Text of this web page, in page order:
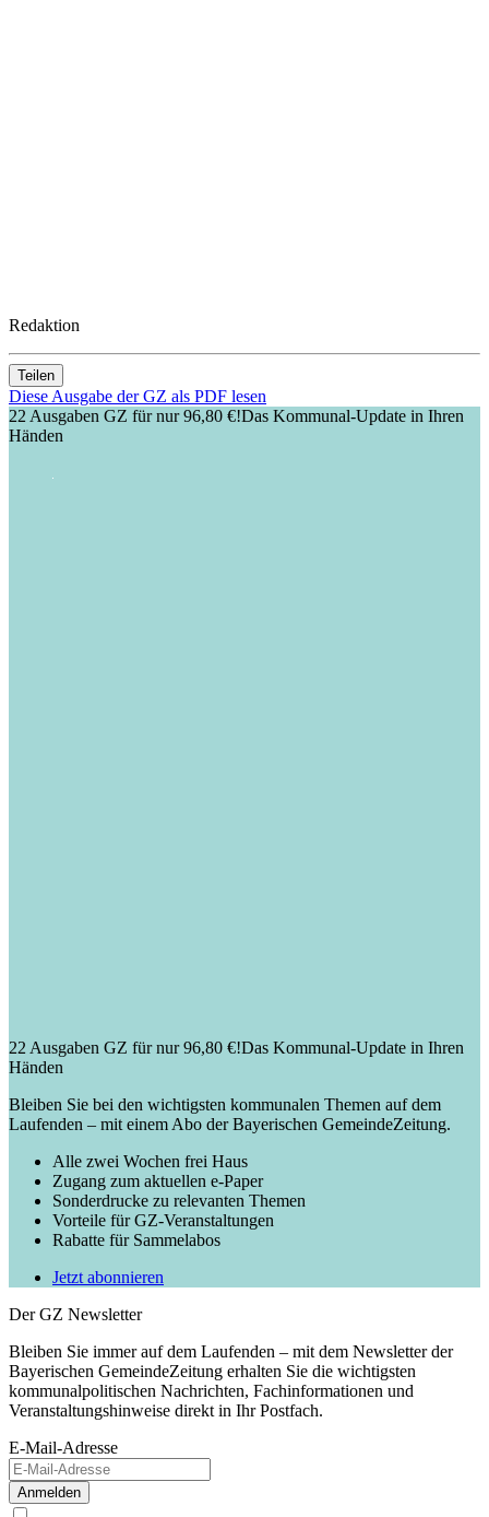
Redaktion
Teilen
Diese Ausgabe der GZ als PDF lesen
22 Ausgaben GZ für nur 96,80 €!Das Kommunal-Update in Ihren
Händen
22 Ausgaben GZ für nur 96,80 €!Das Kommunal-Update in Ihren
Händen
Bleiben Sie bei den wichtigsten kommunalen Themen auf dem
Laufenden – mit einem Abo der Bayerischen GemeindeZeitung.
Alle zwei Wochen frei Haus
Zugang zum aktuellen e-Paper
Sonderdrucke zu relevanten Themen
Vorteile für GZ-Veranstaltungen
Rabatte für Sammelabos
Jetzt abonnieren
Der GZ Newsletter
Bleiben Sie immer auf dem Laufenden – mit dem Newsletter der
Bayerischen GemeindeZeitung erhalten Sie die wichtigsten
kommunalpolitischen Nachrichten, Fachinformationen und
Veranstaltungshinweise direkt in Ihr Postfach.
E-Mail-Adresse
Anmelden